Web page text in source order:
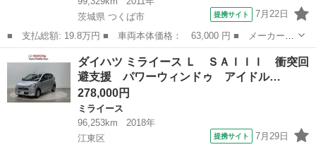
茨城県 つくば市
提携サイト 7月22日
■ 支払総額: 19.8万円 ■ 車両本体価格： 63,000 円 ■ メーカー
名： ダイハツ ■ 車種名： ミライース ■ グレード名： Ｘ 社
外ナビ／アイドリングストップ／Ｂｌｕｅｔｏｏｔｈ接続／電動格納
ミラー ■ 排...
茨城 つくば市 ミライース
ダイハツ ミライース Ｌ ＳＡＩＩＩ 衝突回
避支援 パワーウィンドゥ アイドル…
278,000円
ミライース
96,253km
2018年
江東区
提携サイト 7月29日